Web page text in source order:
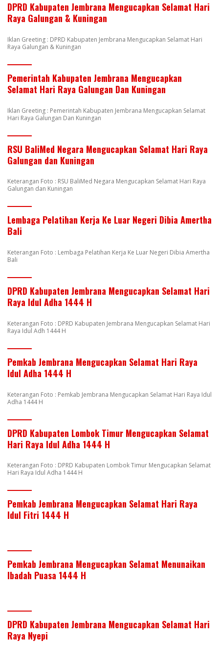
DPRD Kabupaten Jembrana Mengucapkan Selamat Hari
Raya Galungan & Kuningan
Iklan Greeting : DPRD Kabupaten Jembrana Mengucapkan Selamat Hari
Raya Galungan & Kuningan
Pemerintah Kabupaten Jembrana Mengucapkan
Selamat Hari Raya Galungan Dan Kuningan
Iklan Greeting : Pemerintah Kabupaten Jembrana Mengucapkan Selamat
Hari Raya Galungan Dan Kuningan
RSU BaliMed Negara Mengucapkan Selamat Hari Raya
Galungan dan Kuningan
Keterangan Foto : RSU BaliMed Negara Mengucapkan Selamat Hari Raya
Galungan dan Kuningan
Lembaga Pelatihan Kerja Ke Luar Negeri Dibia Amertha
Bali
Keterangan Foto : Lembaga Pelatihan Kerja Ke Luar Negeri Dibia Amertha
Bali
DPRD Kabupaten Jembrana Mengucapkan Selamat Hari
Raya Idul Adha 1444 H
Keterangan Foto : DPRD Kabupaten Jembrana Mengucapkan Selamat Hari
Raya Idul Adh 1444 H
Pemkab Jembrana Mengucapkan Selamat Hari Raya
Idul Adha 1444 H
Keterangan Foto : Pemkab Jembrana Mengucapkan Selamat Hari Raya Idul
Adha 1444 H
DPRD Kabupaten Lombok Timur Mengucapkan Selamat
Hari Raya Idul Adha 1444 H
Keterangan Foto : DPRD Kabupaten Lombok Timur Mengucapkan Selamat
Hari Raya Idul Adha 1444 H
Pemkab Jembrana Mengucapkan Selamat Hari Raya
Idul Fitri 1444 H
Pemkab Jembrana Mengucapkan Selamat Menunaikan
Ibadah Puasa 1444 H
DPRD Kabupaten Jembrana Mengucapkan Selamat Hari
Raya Nyepi